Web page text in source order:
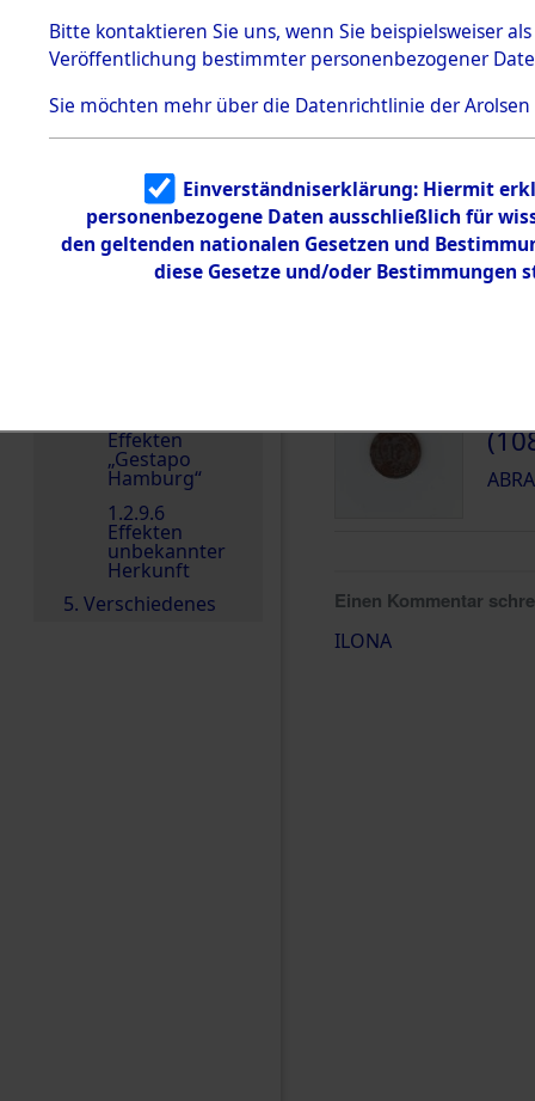
Effekten aus
dem KZ
Dachau,
Landesentsch
ädigungsamt
Effekten aus
dem KZ
Neuengamm
e
Dokument
Effekten
„Gestapo
Hamburg“
1.2.9.6
Effekten
unbekannter
Herkunft
5. Verschiedenes
DOKUMENTE
Einen Kommentar
ILONA
Bitte kontaktieren Sie uns, wenn Sie beispielsweiser
Veröffentlichung bestimmter personenbezogener
Sie möchten mehr über die Datenrichtlinie der Arolsen
Einverständniserklärung: Hiermit
personenbezogene Daten ausschließlich für
den geltenden nationalen Gesetzen und
diese Gesetze und/oder Bestimmungen